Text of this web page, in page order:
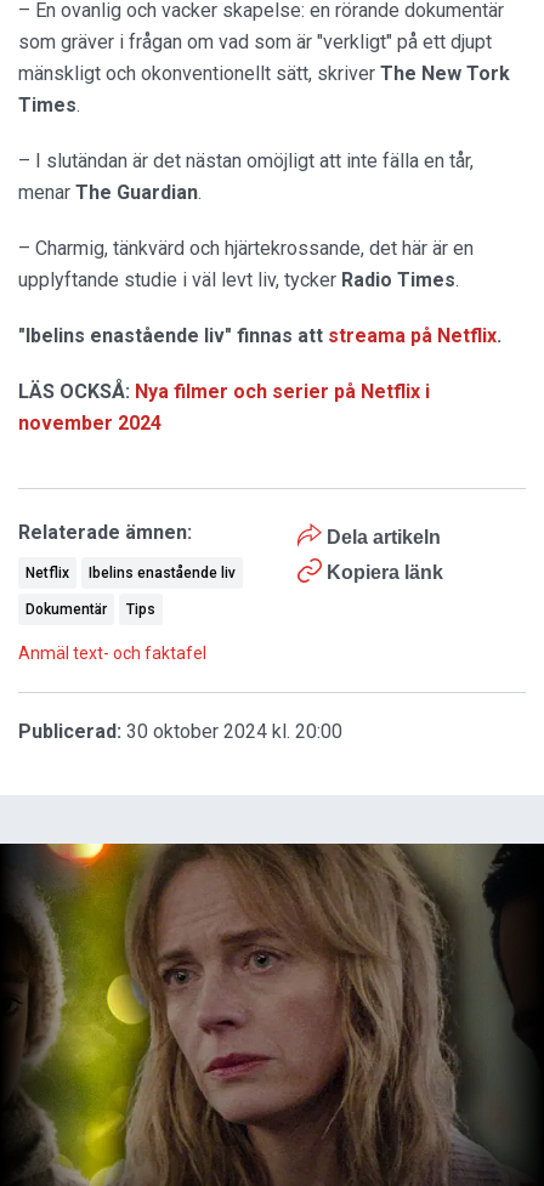
– En ovanlig och vacker skapelse: en rörande dokumentär
som gräver i frågan om vad som är "verkligt" på ett djupt
mänskligt och okonventionellt sätt, skriver The New Tork
Times.
– I slutändan är det nästan omöjligt att inte fälla en tår,
menar The Guardian.
– Charmig, tänkvärd och hjärtekrossande, det här är en
upplyftande studie i väl levt liv, tycker Radio Times.
"Ibelins enastående liv" finnas att streama på Netflix.
LÄS OCKSÅ: Nya filmer och serier på Netflix i
november 2024
Dela artikeln
Kopiera länk
Relaterade ämnen:
Netflix Ibelins enastående liv
Dokumentär Tips
Anmäl text- och faktafel
Publicerad: 30 oktober 2024 kl. 20:00